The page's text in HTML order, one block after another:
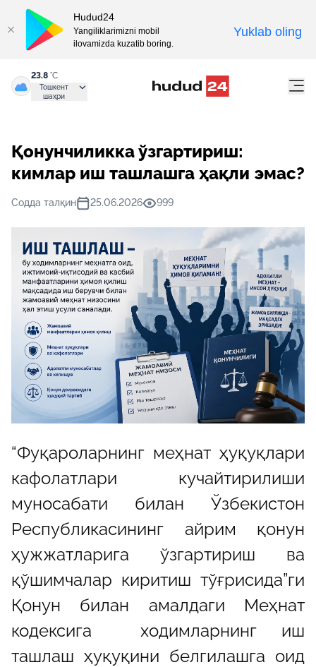
23.8 °C
Тошкент
шаҳри
Қонунчиликка ўзгартириш:
кимлар иш ташлашга ҳақли эмас?
Содда талқин 25.06.2026 999
“Фуқароларнинг меҳнат ҳуқуқлари
кафолатлари кучайтирилиши
муносабати билан Ўзбекистон
Республикасининг айрим қонун
ҳужжатларига ўзгартириш ва
қўшимчалар киритиш тўғрисида”ги
Қонун билан амалдаги Меҳнат
кодексига ходимларнинг иш
ташлаш ҳуқуқини белгилашга оид
Hudud24
Yangiliklarimizni mobil
ilovamizda kuzatib boring.
Yuklab oling